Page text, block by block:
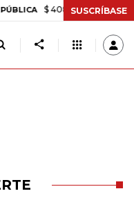
$ 408.498,97 +$ 8.753,81
SUSCRÍBASE